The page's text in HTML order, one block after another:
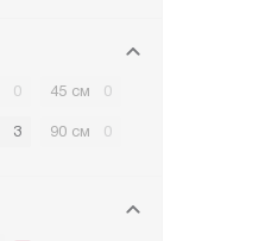
0 45 см 0
3 90 см 0